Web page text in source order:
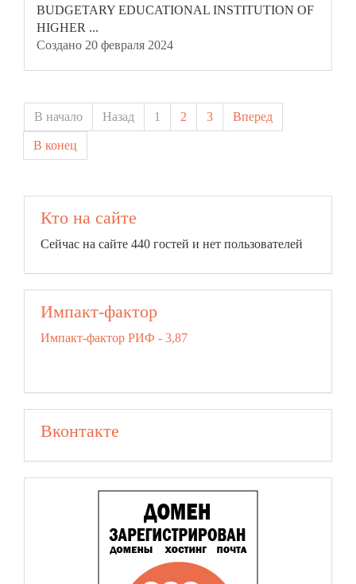
BUDGETARY EDUCATIONAL INSTITUTION OF
HIGHER ...
Создано 20 февраля 2024
В начало Назад 1 2 3 Вперед
В конец
Кто на сайте
Сейчас на сайте 440 гостей и нет пользователей
Импакт-фактор
Импакт-фактор РИФ - 3,87
Вконтакте